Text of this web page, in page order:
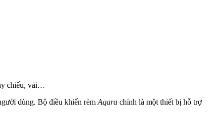
chiếu, vải…
dùng. Bộ điều khiển rèm Aqara chính là một thiết bị hỗ trợ